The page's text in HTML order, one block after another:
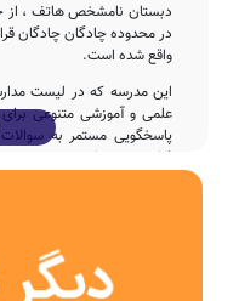
دبستان نامشخص هاتف ، از
در محدوده چادگان چادگان
واقع شده است.
این مدرسه که در لیست
علمی و آموزشی متنوعی
پاسخگویی مستمر به سوالات
فراهم نموده است.
مدرسه نامشخص هاتف با
پذیرای فرزندان ایران زمین